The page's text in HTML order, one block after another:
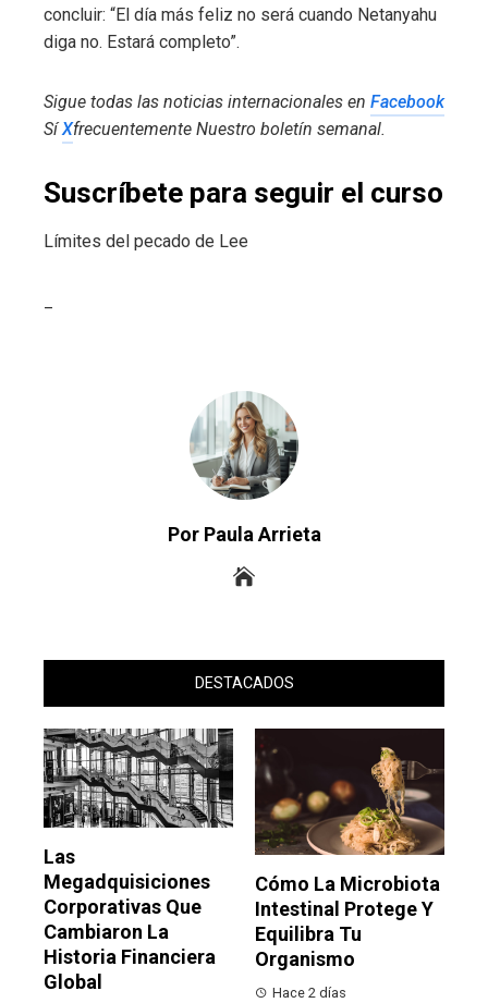
concluir: “El día más feliz no será cuando Netanyahu
diga no. Estará completo”.
Sigue todas las noticias internacionales en Facebook
SíXfrecuentemente Nuestro boletín semanal.
Suscríbete para seguir el curso
Límites del pecado de Lee
Por Paula Arrieta
DESTACADOS
Las
Megadquisiciones
Corporativas Que
Cambiaron La
Historia Financiera
Global
Cómo La Microbiota
Intestinal Protege Y
Equilibra Tu
Organismo
Hace 2 días